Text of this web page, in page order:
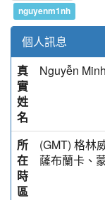
nguyenm1nh
個人訊息
真
實
姓
名
Nguyễn
所
在
時
區
(GMT) 格林
薩布蘭卡、